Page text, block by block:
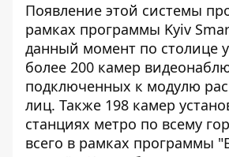
Появление этой системы
рамках программы Kyiv
данный момент по столице
более 200 камер
подключенных к модулю
лиц. Также 198 камер
станциях метро по всему
всего в рамках программы